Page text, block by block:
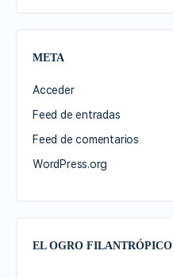
META
Acceder
Feed de entradas
Feed de comentarios
WordPress.org
EL OGRO FILANTRÓPICO